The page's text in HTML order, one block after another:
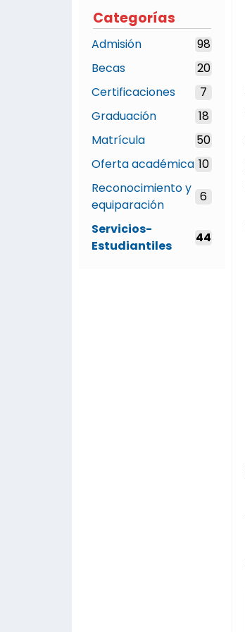
Categorías
Admisión
98
Becas
20
Certificaciones
7
Graduación
18
Matrícula
50
Oferta académica 10
Reconocimiento y
equiparación
6
Servicios-
Estudiantiles
44